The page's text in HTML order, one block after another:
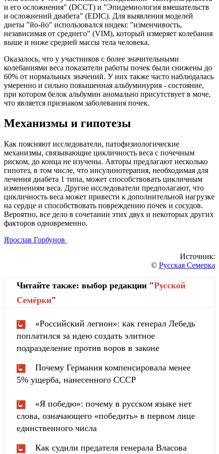
и его осложнения" (DCCT) и "Эпидемиология вмешательств
и осложнений диабета" (EDIC). Для выявления моделей
диеты "йо-йо" использовался индекс "изменчивость,
независимая от среднего" (VIM), который измеряет колебания
выше и ниже средней массы тела человека.
Оказалось, что у участников с более значительными
колебаниями веса показатели работы почек были снижены до
60% от нормальных значений. У них также часто наблюдалась
умеренно и сильно повышенная альбуминурия - состояние,
при котором белок альбумин аномально присутствует в моче,
что является признаком заболевания почек.
Механизмы и гипотезы
Как поясняют исследователи, патофизиологические
механизмы, связывающие цикличность веса с почечным
риском, до конца не изучены. Авторы предлагают несколько
гипотез, в том числе, что инсулинотерапия, необходимая для
лечения диабета 1 типа, может способствовать цикличным
изменениям веса. Другие исследователи предполагают, что
цикличность веса может привести к дополнительной нагрузке
на сердце и способствовать повреждению почек и сосудов.
Вероятно, все дело в сочетании этих двух и некоторых других
факторов одновременно.
Ярослав Горбунов
Источник:
© Русская Семерка
Читайте также: выбор редакции "Русской
Cемёрки"
«Российский легион»: как генерал Лебедь
поплатился за идею создать элитное
подразделение против воров в законе
Почему Германия компенсировала менее
5% ущерба, нанесенного СССР
«Я победю»: почему в русском языке нет
слова, означающего «победить» в первом лице
единственного числа
Как судили предателя генерала Власова